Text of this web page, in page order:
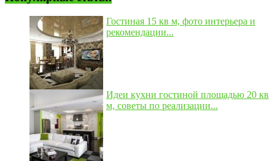
Гостиная 15 кв м, фото интерьера и
рекомендации...
Идеи кухни гостиной площадью 20 кв
м, советы по реализации...